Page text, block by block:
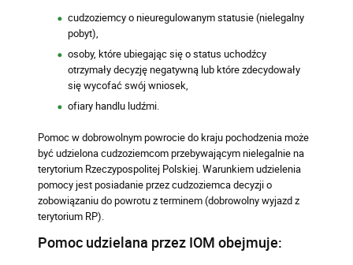
cudzoziemcy o nieuregulowanym statusie (nielegalny
pobyt),
osoby, które ubiegając się o status uchodźcy
otrzymały decyzję negatywną lub które zdecydowały
się wycofać swój wniosek,
ofiary handlu ludźmi.
Pomoc w dobrowolnym powrocie do kraju pochodzenia może
być udzielona cudzoziemcom przebywającym nielegalnie na
terytorium Rzeczypospolitej Polskiej. Warunkiem udzielenia
pomocy jest posiadanie przez cudzoziemca decyzji o
zobowiązaniu do powrotu z terminem (dobrowolny wyjazd z
terytorium RP).
Pomoc udzielana przez IOM obejmuje: